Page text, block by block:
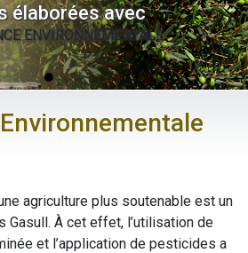
élaborées avec
ENVIRONNEMENTALE
agriculture plus soutenable est un
Gasull. À cet effet, l’utilisation de
et l’application de pesticides a